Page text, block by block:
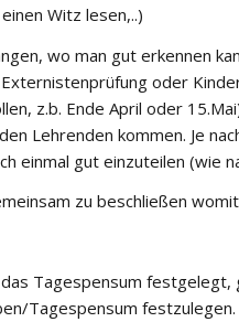
Witz lesen,..)
wo man gut erkennen
oder
z.b. Ende April oder
Lehrenden kommen. Je
einmal gut einzuteilen (wie
zu beschließen
Tagespensum festgelegt,
Tagespensum festzulegen.